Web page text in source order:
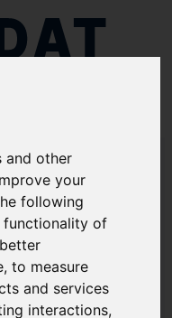
and other
your
following
functionality of
,to measure
and services
interactions,
РУМО 6 ЧРН 36/45 - Г60